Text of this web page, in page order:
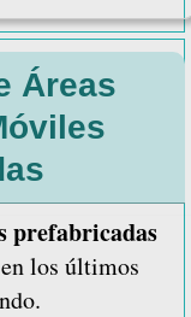
camas
intensivos
Áreas
prefabricadas
los últimos